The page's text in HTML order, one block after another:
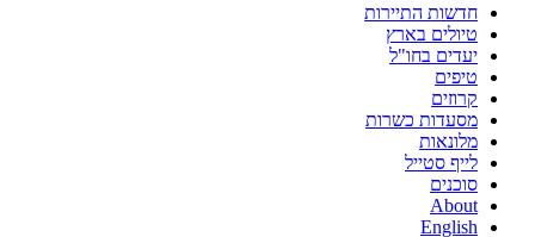
חדשות התיירות
טיולים בארץ
יעדים בחו"ל
טיפים
קרוזים
מסעדות כשרות
מלונאות
לייף סטייל
סוכנים
About
English